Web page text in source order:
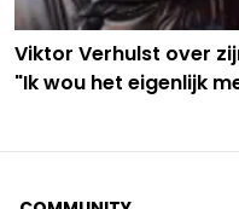
Viktor Verhulst over
"Ik wou het eigenlijk